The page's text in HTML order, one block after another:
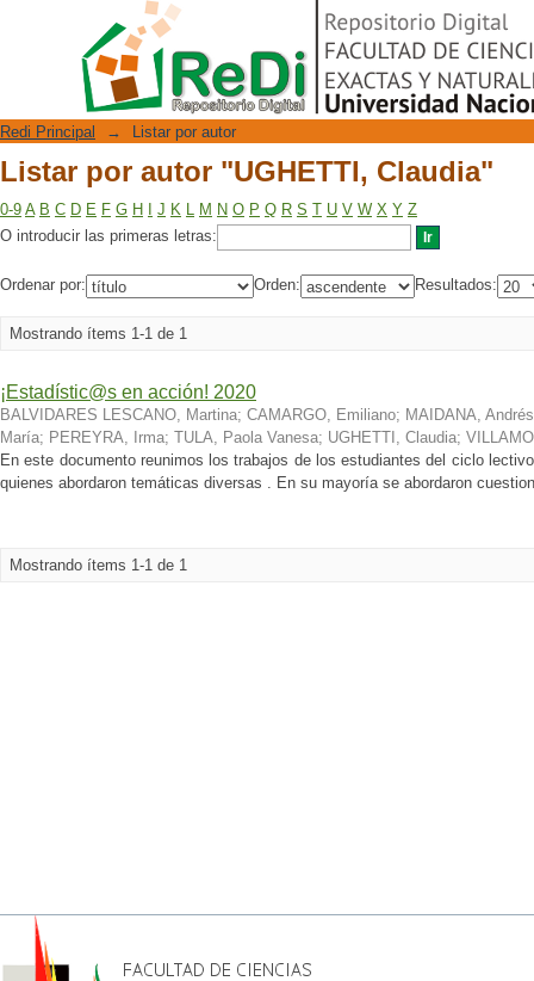
Listar por autor "UGHETTI, Claudia"
Repositorio Digital
Redi Principal → Listar por autor
Listar por autor "UGHETTI, Claudia"
0-9 A B C D E F G H J K L M N O P Q R S T U V W X Y Z
O introducir las primeras letras:
Ordenar por: Orden: Resultados:
Mostrando ítems 1-1 de 1
¡Estadístic@s en acción! 2020
BALVIDARES LESCANO, Martina; CAMARGO, Emiliano; MAIDANA, Andrés
María; PEREYRA, Irma; TULA, Paola Vanesa; UGHETTI, Claudia;
En este documento reunimos los trabajos de los estudiantes del ciclo
quienes abordaron temáticas diversas . En su mayoría se abordaron
Mostrando ítems 1-1 de 1